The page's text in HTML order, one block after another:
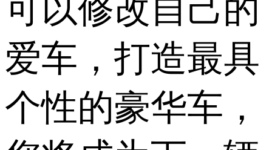
可以修改自己的
爱车，打造最具
个性的豪华车，